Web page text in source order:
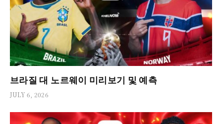
브라질 대 노르웨이 미리보기 및 예측
JULY 6, 2026